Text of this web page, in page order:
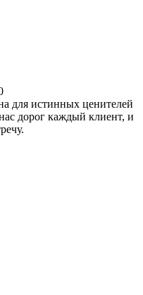
для истинных ценителей
дорог каждый клиент, и